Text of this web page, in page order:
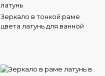
Зеркало в тонкой раме
цвета латунь для ванной